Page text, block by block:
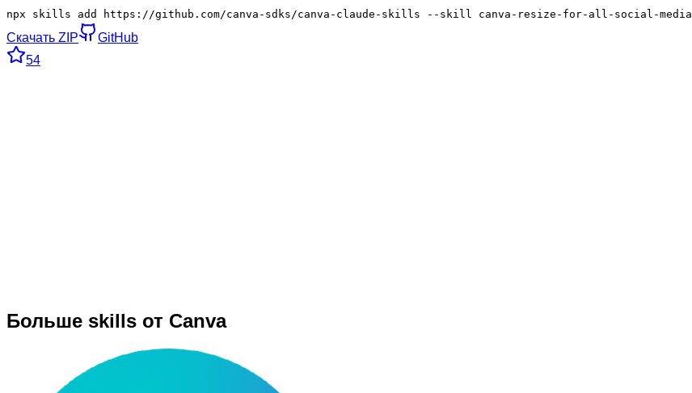
npx skills add https://github.com/canva-sdks/canva-claude-skills --skill canva-resize-for-all-social-media
Скачать ZIP
GitHub
54
Больше skills от Canva